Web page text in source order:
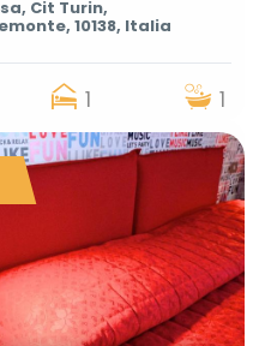
Cit Turin,
10138, Italia
1 1